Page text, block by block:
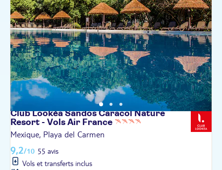
Club Lookéa Sandos Caracol Nature
Resort - Vols Air France
Mexique, Playa del Carmen
9,2/10 55 avis
Vols et transferts inclus